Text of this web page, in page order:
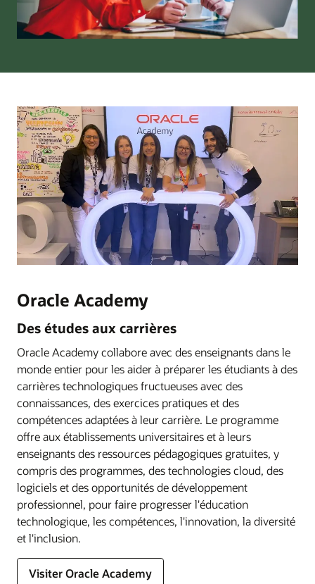
Oracle Academy
Des études aux carrières
Oracle Academy collabore avec des enseignants dans le
monde entier pour les aider à préparer les étudiants à des
carrières technologiques fructueuses avec des
connaissances, des exercices pratiques et des
compétences adaptées à leur carrière. Le programme
offre aux établissements universitaires et à leurs
enseignants des ressources pédagogiques gratuites, y
compris des programmes, des technologies cloud, des
logiciels et des opportunités de développement
professionnel, pour faire progresser l'éducation
technologique, les compétences, l'innovation, la diversité
et l'inclusion.
Visiter Oracle Academy